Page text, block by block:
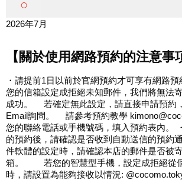
○
2026年7月
【關於使用網路預約的注意事
・請提前1日以前於官網預約才可享有網路
您的信箱設定成拒絕未知郵件，我們將無法
成功。 若確定無此設定，請直接申請預約
Email詢問。 請參考預約教學
您的聯絡電話或手機號碼，填入預約表內。
的預約後，請確認是否收到自動送信的預約
件軟體的設定時，請確認本店的郵件是否被
箱。 若您的智慧型手機，設定成拒絕從
時，請設置為能夠接收以情況: